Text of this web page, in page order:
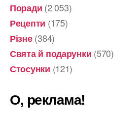
Поради (2 053)
Рецепти (175)
Різне(384)
Свята й подарунки (570)
Стосунки (121)
О, реклама!